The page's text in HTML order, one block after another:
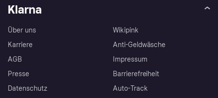
Klarna
Über uns
Karriere
AGB
Presse
Datenschutz
Wikipink
Anti-Geldwäsche
Impressum
Barrierefreiheit
Auto-Track